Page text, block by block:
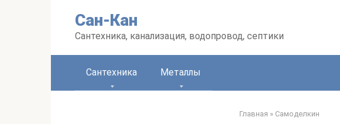
Сан-Кан
Сантехника, канализация, водопровод, септики
Сантехника Металлы
Главная » Самоделкин